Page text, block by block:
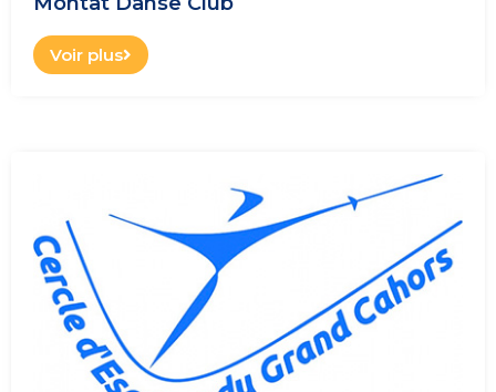
Voir plus